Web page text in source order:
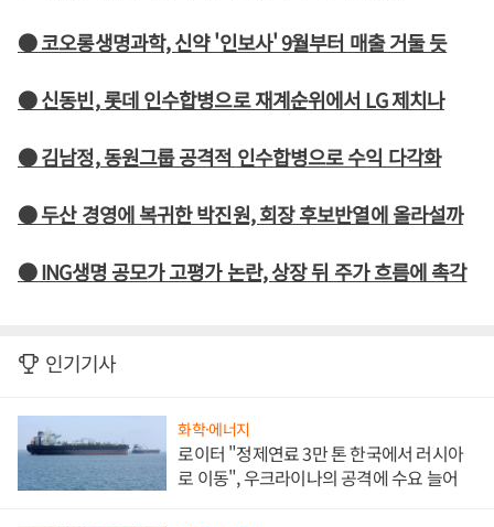
● 코오롱생명과학, 신약 '인보사' 9월부터 매출 거둘 듯
● 신동빈, 롯데 인수합병으로 재계순위에서 LG 제치나
● 김남정, 동원그룹 공격적 인수합병으로 수익 다각화
● 두산 경영에 복귀한 박진원, 회장 후보반열에 올라설까
● ING생명 공모가 고평가 논란, 상장 뒤 주가 흐름에 촉각
인기기사
화학·에너지
로이터 "정제연료 3만 톤 한국에서 러시아
로 이동", 우크라이나의 공격에 수요 늘어